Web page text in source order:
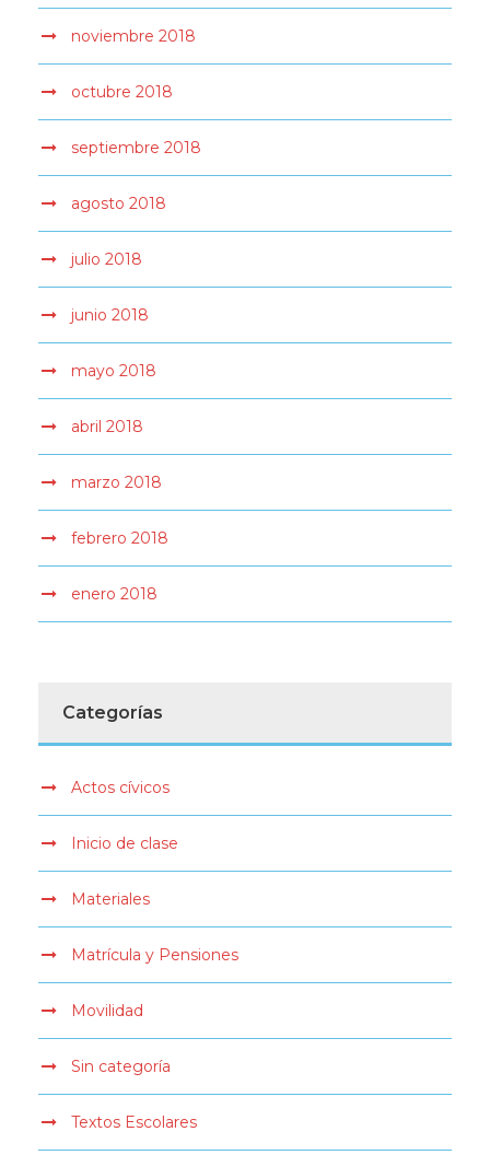
noviembre 2018
octubre 2018
septiembre 2018
agosto 2018
julio 2018
junio 2018
mayo 2018
abril 2018
marzo 2018
febrero 2018
enero 2018
Categorías
Actos cívicos
Inicio de clase
Materiales
Matrícula y Pensiones
Movilidad
Sin categoría
Textos Escolares